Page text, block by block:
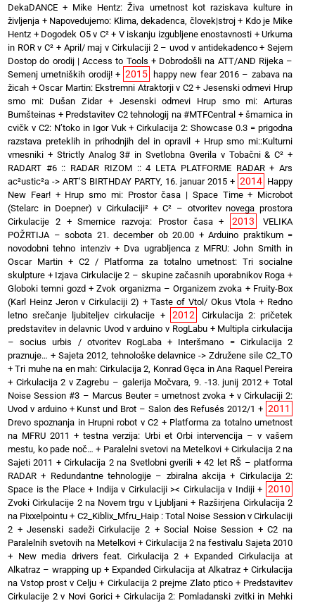
DekaDANCE + Mike Hentz: Živa umetnost kot raziskava kulture in
življenja + Napovedujemo: Klima, dekadenca, človek|stroj+ Kdo je Mike
Hentz + Dogodek O5 v C²+ V iskanju izgubljene enostavnosti + Urkuma
in ROR v C² + April/ maj v Cirkulaciji 2 – uvod v antidekadenco+Sejem
Dostop do orodij | Access to Tools + Dobrodošli na ATT/AND Rijeka –
Semenj umetniških orodij!+ 2015
happy new fear 2016 – zabava na
žicah +Oscar Martin: Ekstremni Atraktorji v C2+ Jesenski odmevi Hrup
smo mi: Dušan Zidar+ Jesenski odmevi Hrup smo mi: Arturas
Bumšteinas + Predstavitev C2 tehnologij na #MTFCentral +šmarnica in
cvičk v C2: N’toko in Igor Vuk +Cirkulacija 2: Showcase 0.3 = prigodna
razstava preteklih in prihodnjih del in opravil + Hrup smo mi::Kulturni
vmesniki + Strictly Analog 3# in Svetlobna Gverila v Tobačni & C² +
RADART #6 :: RADAR RIZOM :: 4 LETA PLATFORME RADAR+Ars
ac²ustic²a -> ART’S BIRTHDAY PARTY, 16. januar 2015 + 2014 Happy
New Fear!+ Hrup smo mi: Prostor časa | Space Time+ Microbot
(Stelarc in Doepner) v Cirkulaciji²+C² – otvoritev novega prostora
Cirkulacije 2+Smernice razvoja: Prostor časa+ 2013
VELIKA
POŽRTIJA – sobota 21. december ob 20.00 + Arduino praktikum =
novodobni tehno intenziv+ Dva ugrabljenca z MFRU: John Smith in
Oscar Martin + C2 / Platforma za totalno umetnost: Tri socialne
skulpture + Izjava Cirkulacije 2 – skupine začasnih uporabnikov Roga +
Globoki temni gozd +Zvok organizma – Organizem zvoka + Fruity-Box
(Karl Heinz Jeron v Cirkulaciji 2) +Taste of Vtol/ Okus Vtola + Redno
letno srečanje ljubiteljev cirkulacije + 2012
Cirkulacija 2: pričetek
predstavitev in delavnic Uvod v arduino v RogLabu+ Multipla cirkulacija
– socius urbis / otvoritev RogLaba + Interšmano = Cirkulacija 2
praznuje… + Sajeta 2012, tehnološke delavnice -> Združene sile C2_TO
+Tri muhe na en mah: Cirkulacija 2, Konrad Gęca in Ana Raquel Pereira
+ Cirkulacija 2 v Zagrebu – galerija Močvara, 9. -13. junij 2012+Total
Noise Session #3 – Marcus Beuter = umetnost zvoka + v Cirkulaciji 2:
Uvod v arduino+ Kunst und Brot – Salon des Refusés 2012/1 + 2011
Drevo spoznanja in Hrupni robot v C2 + Platforma za totalno umetnost
na MFRU 2011 +testna verzija: Urbi et Orbi intervencija – v vašem
mestu, ko pade noč… + Paralelni svetovi na Metelkovi + Cirkulacija 2 na
Sajeti 2011 +Cirkulacija 2 na Svetlobni gverili +42 let RŠ – platforma
RADAR + Redundantne tehnologije – zbiralna akcija + Cirkulacija 2:
Space is the Place+ Indija v Cirkulaciji >< Cirkulacija v Indiji+ 2010
Zvoki Cirkulacije 2 na Novem trgu v Ljubljani+ Razširjena Cirkulacija 2
na Pixxelpointu + C2_Kiblix_Mfru_Haip : Total Noise Session v Cirkulaciji
2 +Jesenski sadeži Cirkulacije 2+Social Noise Session +C2 na
Paralelnih svetovih na Metelkovi+ Cirkulacija 2 na festivalu Sajeta 2010
+ New media drivers feat. Cirkulacija 2 + Expanded Cirkulacija at
Alkatraz – wrapping up + Expanded Cirkulacija at Alkatraz + Cirkulacija
na Vstop prost v Celju + Cirkulacija 2 prejme Zlato ptico+ Predstavitev
Cirkulacije 2 v Novi Gorici+ Cirkulacija 2: Pomladanski zvitki in Mehki